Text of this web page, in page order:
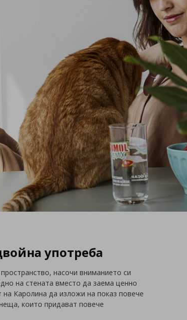
употреба
насочи вниманието си
на стената вместо да заема ценно
на Каролина да изложи на показ повече
които придават повече